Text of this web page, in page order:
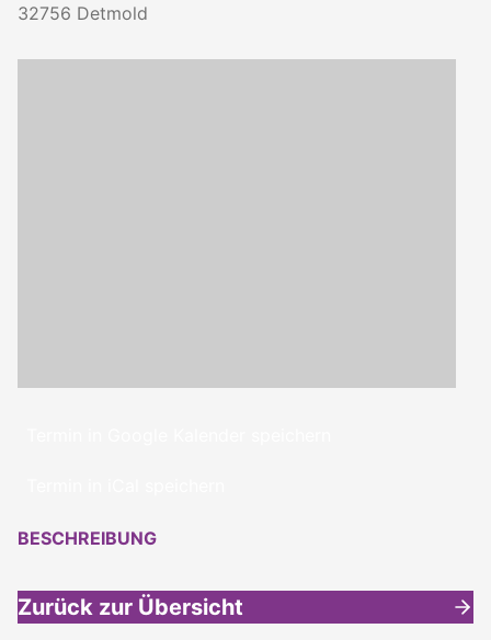
32756 Detmold
BESCHREIBUNG
Zurück zur Übersicht